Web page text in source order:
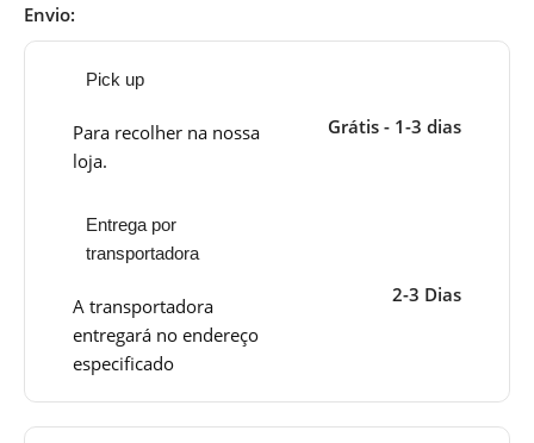
Envio:
Pick up
Para recolher na nossa
loja.
Grátis - 1-3 dias
Entrega por
transportadora
A transportadora
entregará no endereço
especificado
2-3 Dias